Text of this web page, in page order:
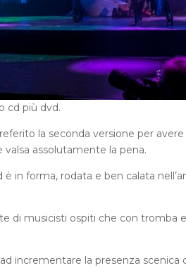
cd più dvd.
la seconda versione per
assolutamente la pena.
in forma, rodata e ben calata
di musicisti ospiti che con tromba
incrementare la presenza